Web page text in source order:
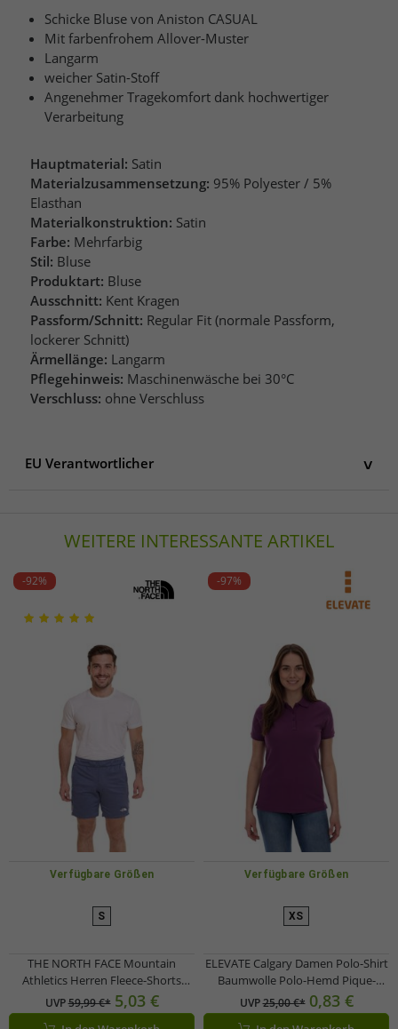
Schicke Bluse von Aniston CASUAL
Mit farbenfrohem Allover-Muster
Langarm
weicher Satin-Stoff
Angenehmer Tragekomfort dank hochwertiger
Verarbeitung
Hauptmaterial: Satin
Materialzusammensetzung: 95% Polyester / 5%
Elasthan
Materialkonstruktion: Satin
Farbe: Mehrfarbig
Stil: Bluse
Produktart: Bluse
Ausschnitt: Kent Kragen
Passform/Schnitt: Regular Fit (normale Passform,
lockerer Schnitt)
Ärmellänge: Langarm
Pflegehinweis: Maschinenwäsche bei 30°C
Verschluss: ohne Verschluss
EU Verantwortlicher
Werner-Otto-Straße 1-7
Deutschland
customer-service@aproductz.com
WEITERE INTERESSANTE ARTIKEL
-92%
Verfügbare Größen
S
THE NORTH FACE Mountain
Athletics Herren Fleece-Shorts
sportliche Sommer-Hose mit
Eingrifftaschen NF0A82300EA1
UVP59,99 €* 5,03 €
-97%
Verfügbare Größen
XS
ELEVATE Calgary Damen Polo-Shirt
Baumwolle Polo-Hemd Pique-
Strick 200 g/m² 3808138 Lila
UVP25,00 €* 0,83 €